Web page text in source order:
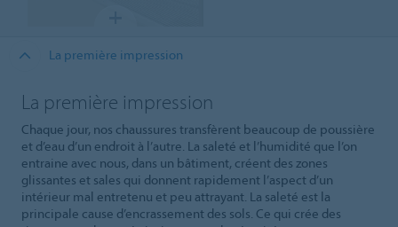
La première impression
La première impression
Chaque jour, nos chaussures transfèrent beaucoup de poussière
et d’eau d’un endroit à l’autre. La saleté et l’humidité que l’on
entraine avec nous, dans un bâtiment, créent des zones
glissantes et sales qui donnent rapidement l’aspect d’un
intérieur mal entretenu et peu attrayant. La saleté est la
principale cause d’encrassement des sols. Ce qui crée des